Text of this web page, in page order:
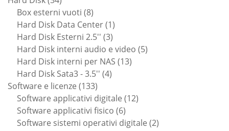
prodotti
Box esterni vuoti 88
prodotti
Hard Disk Data Center 11
prodotto
Hard Disk Esterni 2.5'' 33
prodotti
Hard Disk interni audio e video 55
Hard Disk interni per NAS 1313
Hard Disk Sata3 - 3.5'' 44
Software e licenze 133133
prodotti
Software applicativi digitale 1212
Software applicativi fisico 66
prodotti
Software sistemi operativi digitale 22